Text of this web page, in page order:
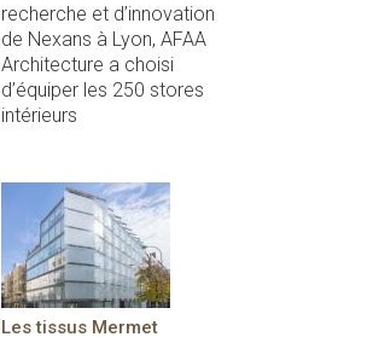
recherche et d’innovation
de Nexans à Lyon, AFAA
Architecture a choisi
d’équiper les 250 stores
intérieurs
Les tissus Mermet